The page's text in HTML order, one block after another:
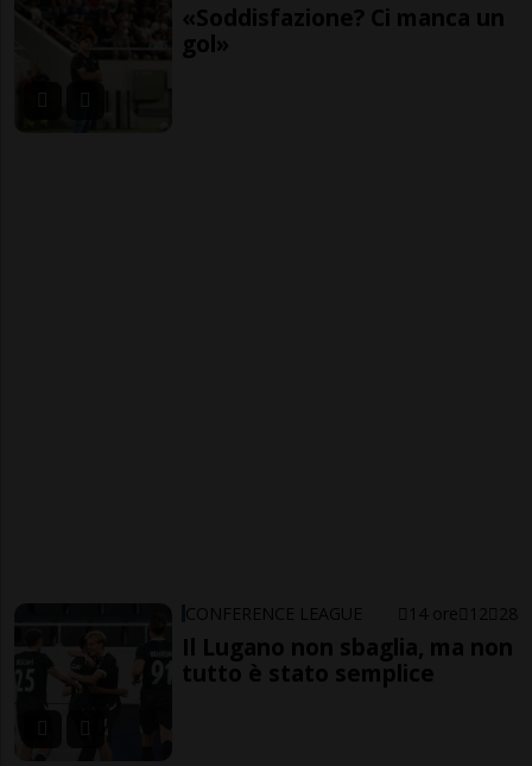
«Soddisfazione? Ci manca un
gol»
CONFERENCE LEAGUE 14 ore 12 28
Il Lugano non sbaglia, ma non
tutto è stato semplice